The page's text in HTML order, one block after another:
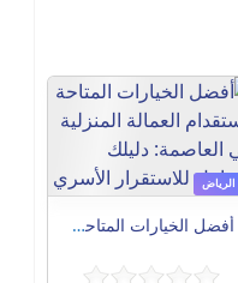
الرياض
أفضل الخيارات المتاحة لاستقدام العمالة المنزلية في العاصمة: دليلك الشامل للاستقرار الأسري